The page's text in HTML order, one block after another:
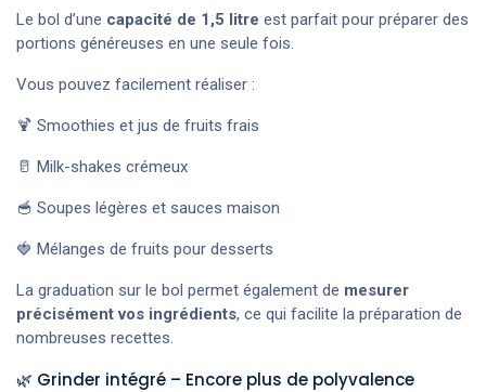
Le bol d’une capacité de 1,5 litre est parfait pour préparer des
portions généreuses en une seule fois.
Vous pouvez facilement réaliser :
🍹 Smoothies et jus de fruits frais
🥛 Milk-shakes crémeux
🥣 Soupes légères et sauces maison
🍓 Mélanges de fruits pour desserts
La graduation sur le bol permet également de mesurer
précisément vos ingrédients, ce qui facilite la préparation de
nombreuses recettes.
🌿 Grinder intégré – Encore plus de polyvalence